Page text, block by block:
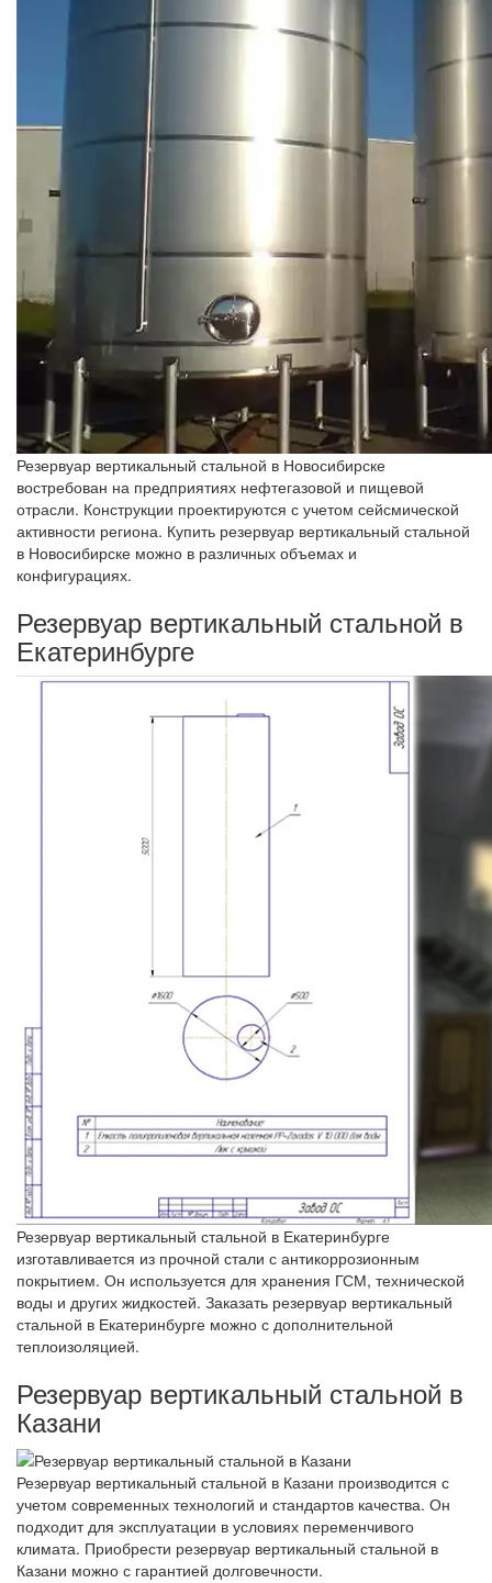
Резервуар вертикальный стальной в Новосибирске
востребован на предприятиях нефтегазовой и пищевой
отрасли. Конструкции проектируются с учетом сейсмической
активности региона. Купить резервуар вертикальный стальной
в Новосибирске можно в различных объемах и
конфигурациях.
Резервуар вертикальный стальной в
Екатеринбурге
Резервуар вертикальный стальной в Екатеринбурге
изготавливается из прочной стали с антикоррозионным
покрытием. Он используется для хранения ГСМ, технической
воды и других жидкостей. Заказать резервуар вертикальный
стальной в Екатеринбурге можно с дополнительной
теплоизоляцией.
Резервуар вертикальный стальной в
Казани
Резервуар вертикальный стальной в Казани производится с
учетом современных технологий и стандартов качества. Он
подходит для эксплуатации в условиях переменчивого
климата. Приобрести резервуар вертикальный стальной в
Казани можно с гарантией долговечности.